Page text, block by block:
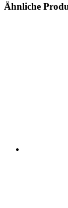
Ähnliche